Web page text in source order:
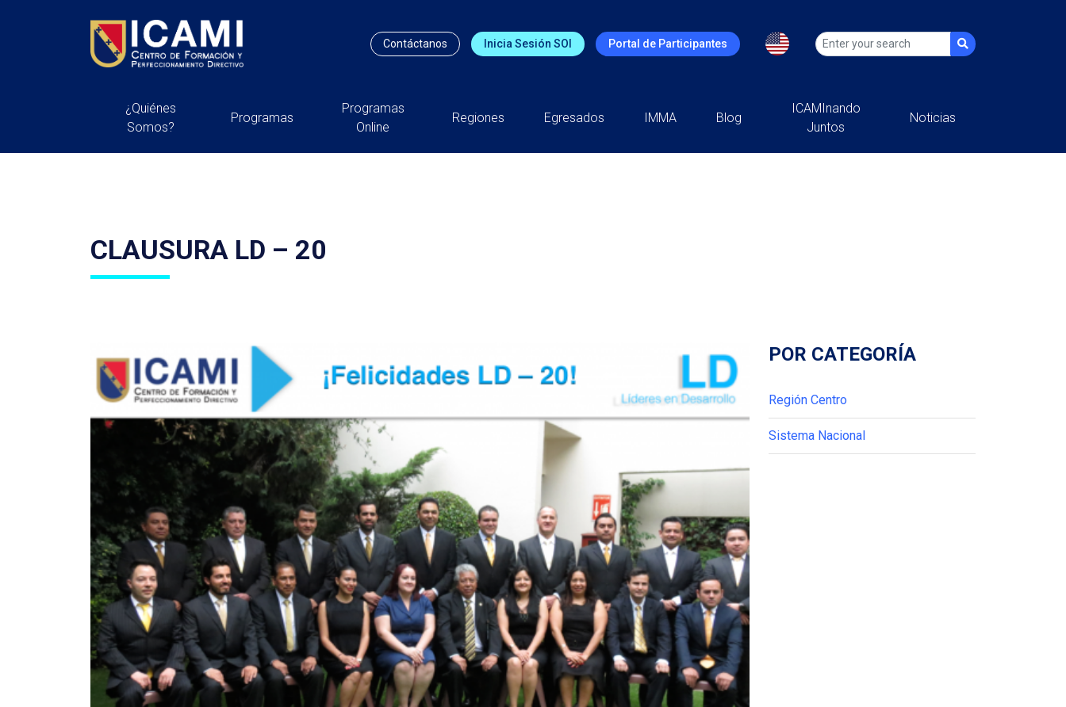
Contáctanos Inicia Sesión SOI Portal de Participantes
¿Quiénes
Somos?
Programas
Programas
Online
Regiones Egresados IMMA Blog
ICAMInando
Juntos
Noticias
CLAUSURA LD – 20
POR CATEGORÍA
Región Centro
Sistema Nacional